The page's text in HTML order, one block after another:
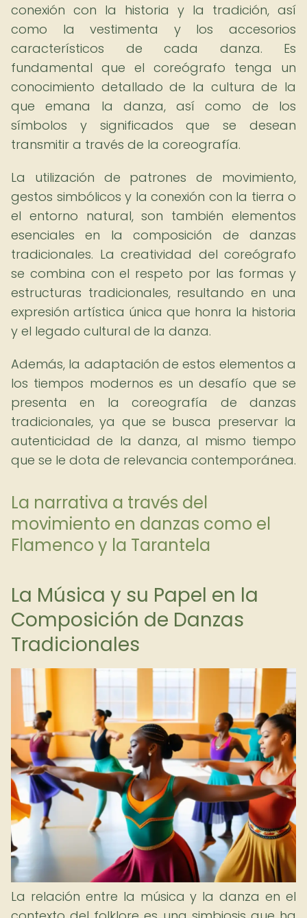
conexión con la historia y la tradición, así
como la vestimenta y los accesorios
característicos de cada danza. Es
fundamental que el coreógrafo tenga un
conocimiento detallado de la cultura de la
que emana la danza, así como de los
símbolos y significados que se desean
transmitir a través de la coreografía.
La utilización de patrones de movimiento,
gestos simbólicos y la conexión con la tierra o
el entorno natural, son también elementos
esenciales en la composición de danzas
tradicionales. La creatividad del coreógrafo
se combina con el respeto por las formas y
estructuras tradicionales, resultando en una
expresión artística única que honra la historia
y el legado cultural de la danza.
Además, la adaptación de estos elementos a
los tiempos modernos es un desafío que se
presenta en la coreografía de danzas
tradicionales, ya que se busca preservar la
autenticidad de la danza, al mismo tiempo
que se le dota de relevancia contemporánea.
La narrativa a través del
movimiento en danzas como el
Flamenco y la Tarantela
La Música y su Papel en la
Composición de Danzas
Tradicionales
La relación entre la música y la danza en el